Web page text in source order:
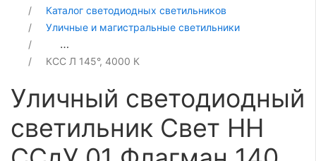
Каталог светодиодных светильников
Уличные и магистральные светильники
Уличный светодиодный светильник Свет НН ССдУ 01
КСС Л 145°, 4000 К
Уличный светодиодный
светильник Свет НН